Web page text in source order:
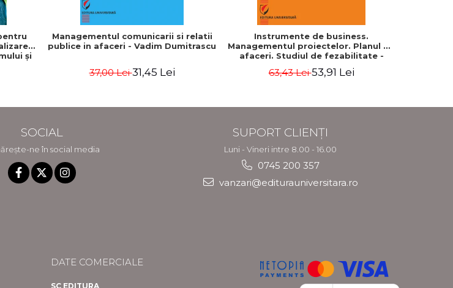
şi
Managementul comunicarii si relatii
publice in afaceri - Vadim Dumitrascu
37,00 Lei31,45 Lei
Instrumente de business.
Managementul proiectelor. Planul de
afaceri. Studiul de fezabilitate -
63,43 Lei53,91 Lei
SOCIAL
ne în social media
SUPORT CLIENȚI
Luni - Vineri intre 8.00 - 16.00
0745 200 357
vanzari@editurauniversitara.ro
DATE COMERCIALE
SC EDITURA